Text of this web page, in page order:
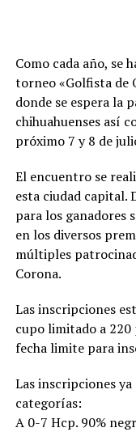
Como cada año, se
torneo «Golfista de
donde se espera la
chihuahuenses así
próximo 7 y 8 de
El encuentro se
esta ciudad capital.
para los ganadores
en los diversos
múltiples
Corona.
Las inscripciones
cupo limitado a 220
fecha limite para
Las inscripciones
categorías:
A 0-7 Hcp. 90%